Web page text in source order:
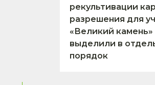
рекультивации
разрешения для
«Великий камень»
выделили в
порядок